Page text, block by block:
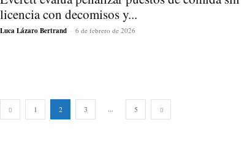
licencia con decomisos y...
Luca Lázaro Bertrand - 6 de febrero de 2026
1 2 3 ... 5